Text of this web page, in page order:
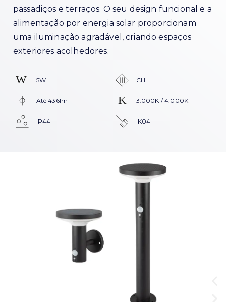
passadiços e terraços. O seu design funcional e a
alimentação por energia solar proporcionam
uma iluminação agradável, criando espaços
exteriores acolhedores.
5W
Até 436lm
IP44
CIII
3.000K / 4.000K
IK04